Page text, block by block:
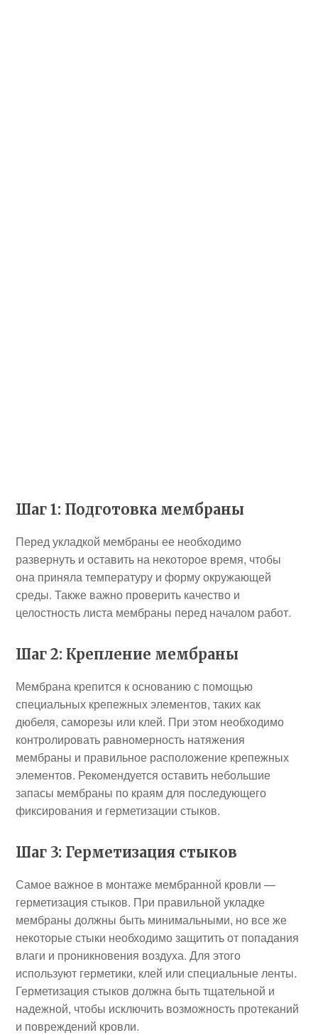
Шаг 1: Подготовка мембраны
Перед укладкой мембраны ее необходимо
развернуть и оставить на некоторое время, чтобы
она приняла температуру и форму окружающей
среды. Также важно проверить качество и
целостность листа мембраны перед началом работ.
Шаг 2: Крепление мембраны
Мембрана крепится к основанию с помощью
специальных крепежных элементов, таких как
дюбеля, саморезы или клей. При этом необходимо
контролировать равномерность натяжения
мембраны и правильное расположение крепежных
элементов. Рекомендуется оставить небольшие
запасы мембраны по краям для последующего
фиксирования и герметизации стыков.
Шаг 3: Герметизация стыков
Самое важное в монтаже мембранной кровли —
герметизация стыков. При правильной укладке
мембраны должны быть минимальными, но все же
некоторые стыки необходимо защитить от попадания
влаги и проникновения воздуха. Для этого
используют герметики, клей или специальные ленты.
Герметизация стыков должна быть тщательной и
надежной, чтобы исключить возможность протеканий
и повреждений кровли.